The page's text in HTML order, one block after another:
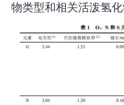
物类型和相关活泼氢化